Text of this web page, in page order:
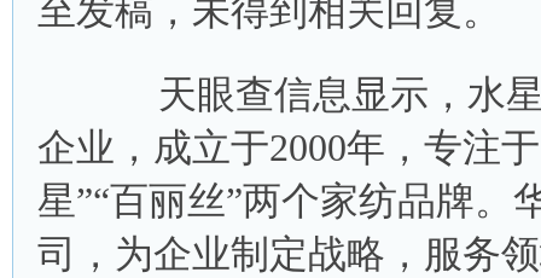
至发稿，未得到相关回复。
天眼查信息显示，水星
企业，成立于2000年，专注
星”“百丽丝”两个家纺品牌。
司，为企业制定战略，服务